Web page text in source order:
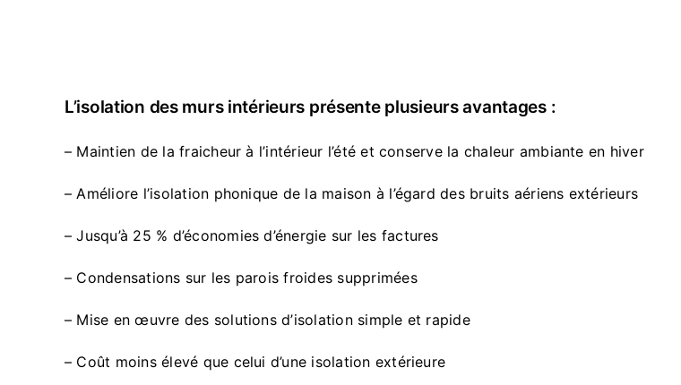
L’isolation des murs intérieurs présente plusieurs avantages :
– Maintien de la fraicheur à l’intérieur l’été et conserve la chaleur ambiante en hiver
– Améliore l’isolation phonique de la maison à l’égard des bruits aériens extérieurs
– Jusqu’à 25 % d’économies d’énergie sur les factures
– Condensations sur les parois froides supprimées
– Mise en œuvre des solutions d’isolation simple et rapide
– Coût moins élevé que celui d’une isolation extérieure